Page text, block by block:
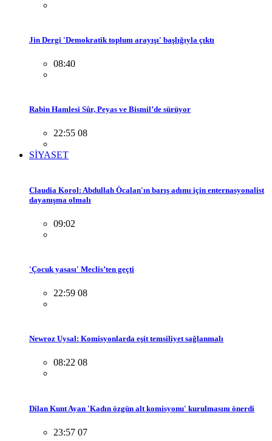
Jin Dergi 'Demokratik toplum arayışı' başlığıyla çıktı
08:40
Rabin Hamlesi Sûr, Peyas ve Bismil’de sürüyor
22:55 08
SİYASET
Claudia Korol: Abdullah Öcalan'ın barış adımı için enternasyonalist
dayanışma olmalı
09:02
'Çocuk yasası' Meclis’ten geçti
22:59 08
Newroz Uysal: Komisyonlarda eşit temsiliyet sağlanmalı
08:22 08
Dilan Kunt Ayan 'Kadın özgün alt komisyonu' kurulmasını önerdi
23:57 07